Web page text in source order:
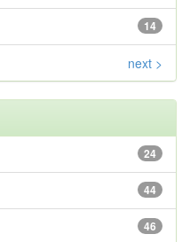
14
next >
24
44
46